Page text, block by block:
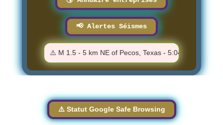
📢 Alertes Séismes
⚠️ M 1.5 - 5 km NE of Pecos, Texas - 5:04:35 PM
⚠️ Statut Google Safe Browsing